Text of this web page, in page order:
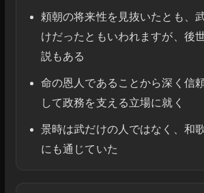
頼朝の将来性を見抜いたとも、
けだったともいわれますが、後
説もある
命の恩人であることから深く信
して政務を支える立場に就く
景時は武だけの人ではなく、和
にも通じていた